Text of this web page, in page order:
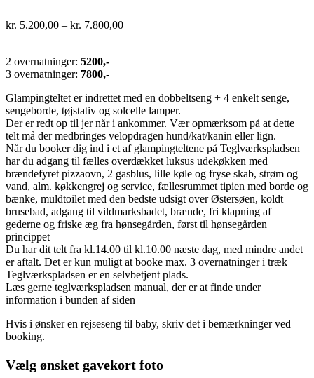
kr. 5.200,00 – kr. 7.800,00
2 overnatninger: 5200,-
3 overnatninger: 7800,-
Glampingteltet er indrettet med en dobbeltseng + 4 enkelt senge,
sengeborde, tøjstativ og solcelle lamper.
Der er redt op til jer når i ankommer. Vær opmærksom på at dette
telt må der medbringes velopdragen hund/kat/kanin eller lign.
Når du booker dig ind i et af glampingteltene på Teglværkspladsen
har du adgang til fælles overdækket luksus udekøkken med
brændefyret pizzaovn, 2 gasblus, lille køle og fryse skab, strøm og
vand, alm. køkkengrej og service, fællesrummet tipien med borde og
bænke, muldtoilet med den bedste udsigt over Østersøen, koldt
brusebad, adgang til vildmarksbadet, brænde, fri klapning af
gederne og friske æg fra hønsegården, først til hønsegården
princippet
Du har dit telt fra kl.14.00 til kl.10.00 næste dag, med mindre andet
er aftalt. Det er kun muligt at booke max. 3 overnatninger i træk
Teglværkspladsen er en selvbetjent plads.
Læs gerne teglværkspladsen manual, der er at finde under
information i bunden af siden
Hvis i ønsker en rejseseng til baby, skriv det i bemærkninger ved
booking.
Vælg ønsket gavekort foto